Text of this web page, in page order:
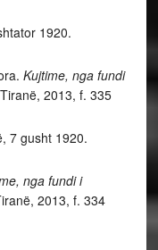
1920.
Kujtime, nga fundi
Tiranë, 2013, f. 335
7 gusht 1920.
nga fundi i
2013, f. 334